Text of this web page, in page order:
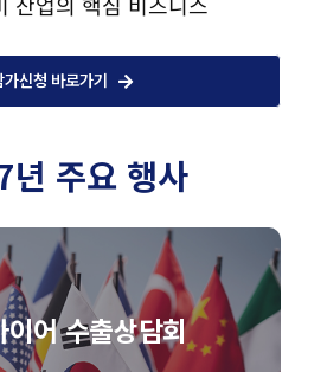
가신청 바로가기
주요 행사
이어 수출상담회